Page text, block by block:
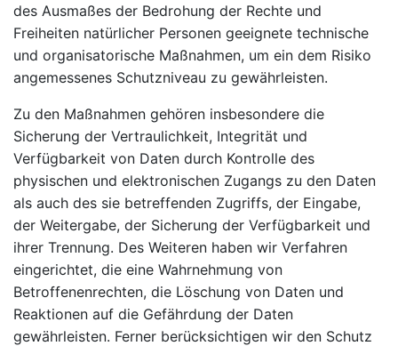
des Ausmaßes der Bedrohung der Rechte und
Freiheiten natürlicher Personen geeignete technische
und organisatorische Maßnahmen, um ein dem Risiko
angemessenes Schutzniveau zu gewährleisten.
Zu den Maßnahmen gehören insbesondere die
Sicherung der Vertraulichkeit, Integrität und
Verfügbarkeit von Daten durch Kontrolle des
physischen und elektronischen Zugangs zu den Daten
als auch des sie betreffenden Zugriffs, der Eingabe,
der Weitergabe, der Sicherung der Verfügbarkeit und
ihrer Trennung. Des Weiteren haben wir Verfahren
eingerichtet, die eine Wahrnehmung von
Betroffenenrechten, die Löschung von Daten und
Reaktionen auf die Gefährdung der Daten
gewährleisten. Ferner berücksichtigen wir den Schutz